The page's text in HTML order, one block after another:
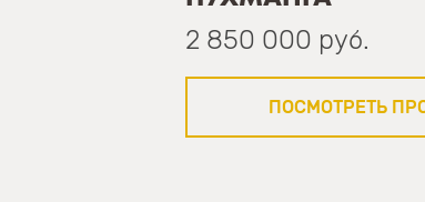
2 850 000 руб.
ПОСМОТРЕТЬ